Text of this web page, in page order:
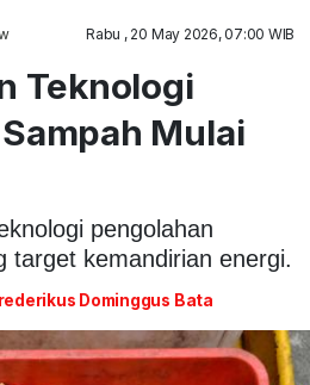
Rabu , 20 May 2026, 07:00 WIB
Teknologi
Mulai
pengolahan
target kemandirian energi.
Dominggus Bata